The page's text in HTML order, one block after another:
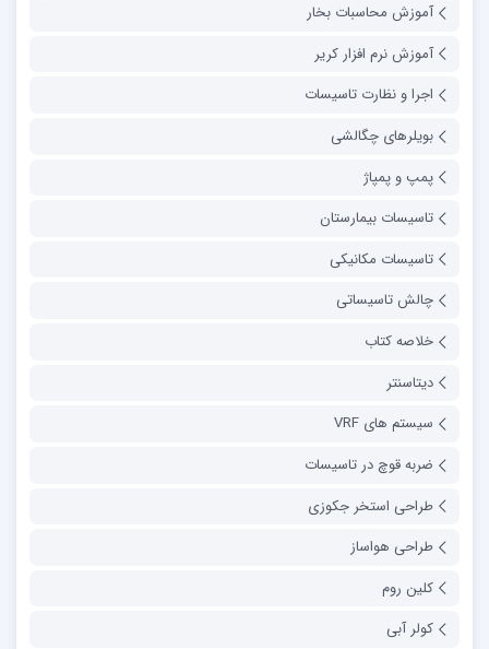
آموزش محاسبات بخار
آموزش نرم افزار کریر
اجرا و نظارت تاسیسات
بویلرهای چگالشی
پمپ و پمپاژ
تاسیسات بیمارستان
تاسیسات مکانیکی
چالش تاسیساتی
خلاصه کتاب
دیتاسنتر
سیستم های VRF
ضربه قوچ در تاسیسات
طراحی استخر جکوزی
طراحی هواساز
کلین روم
کولر آبی